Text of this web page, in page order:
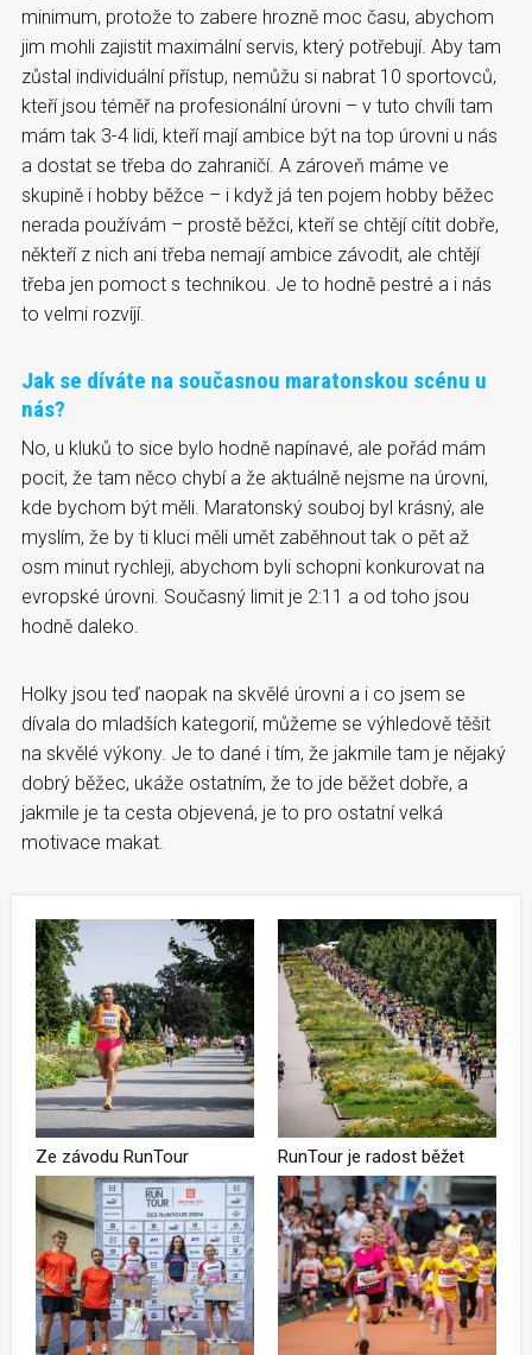
minimum, protože to zabere hrozně moc času, abychom
jim mohli zajistit maximální servis, který potřebují. Aby tam
zůstal individuální přístup, nemůžu si nabrat 10 sportovců,
kteří jsou téměř na profesionální úrovni – v tuto chvíli tam
mám tak 3-4 lidi, kteří mají ambice být na top úrovni u nás
a dostat se třeba do zahraničí. A zároveň máme ve
skupině i hobby běžce – i když já ten pojem hobby běžec
nerada používám – prostě běžci, kteří se chtějí cítit dobře,
někteří z nich ani třeba nemají ambice závodit, ale chtějí
třeba jen pomoct s technikou. Je to hodně pestré a i nás
to velmi rozvíjí.
Jak se díváte na současnou maratonskou scénu u
nás?
No, u kluků to sice bylo hodně napínavé, ale pořád mám
pocit, že tam něco chybí a že aktuálně nejsme na úrovni,
kde bychom být měli. Maratonský souboj byl krásný, ale
myslím, že by ti kluci měli umět zaběhnout tak o pět až
osm minut rychleji, abychom byli schopni konkurovat na
evropské úrovni. Současný limit je 2:11 a od toho jsou
hodně daleko.
Holky jsou teď naopak na skvělé úrovni a i co jsem se
dívala do mladších kategorií, můžeme se výhledově těšit
na skvělé výkony. Je to dané i tím, že jakmile tam je nějaký
dobrý běžec, ukáže ostatním, že to jde běžet dobře, a
jakmile je ta cesta objevená, je to pro ostatní velká
motivace makat.
Ze závodu RunTour RunTour je radost běžet